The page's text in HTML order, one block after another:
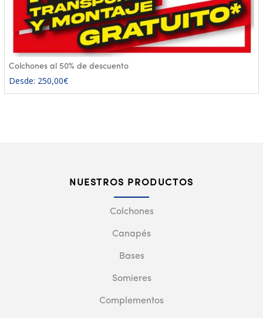
Colchones al 50% de descuento
Desde: 250,00€
NUESTROS PRODUCTOS
Colchones
Canapés
Bases
Somieres
Complementos